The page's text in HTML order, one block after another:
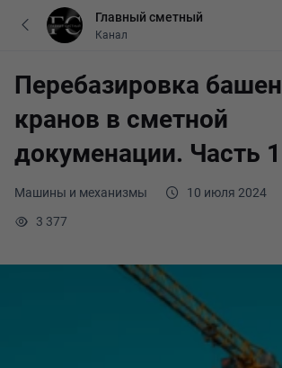
Машины и механизмы
10 июля 2024
3 377
Перебазировка
кранов в сметной
докуменации. Часть 1
Главный сметный
Канал